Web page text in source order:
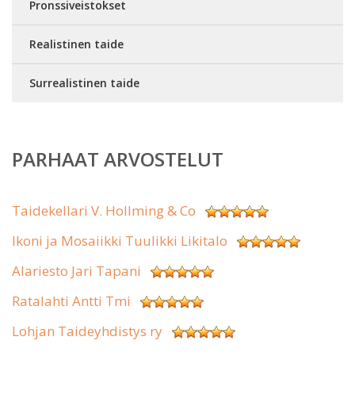
Pronssiveistokset
Realistinen taide
Surrealistinen taide
PARHAAT ARVOSTELUT
Taidekellari V. Hollming & Co
Ikoni ja Mosaiikki Tuulikki Likitalo
Alariesto Jari Tapani
Ratalahti Antti Tmi
Lohjan Taideyhdistys ry